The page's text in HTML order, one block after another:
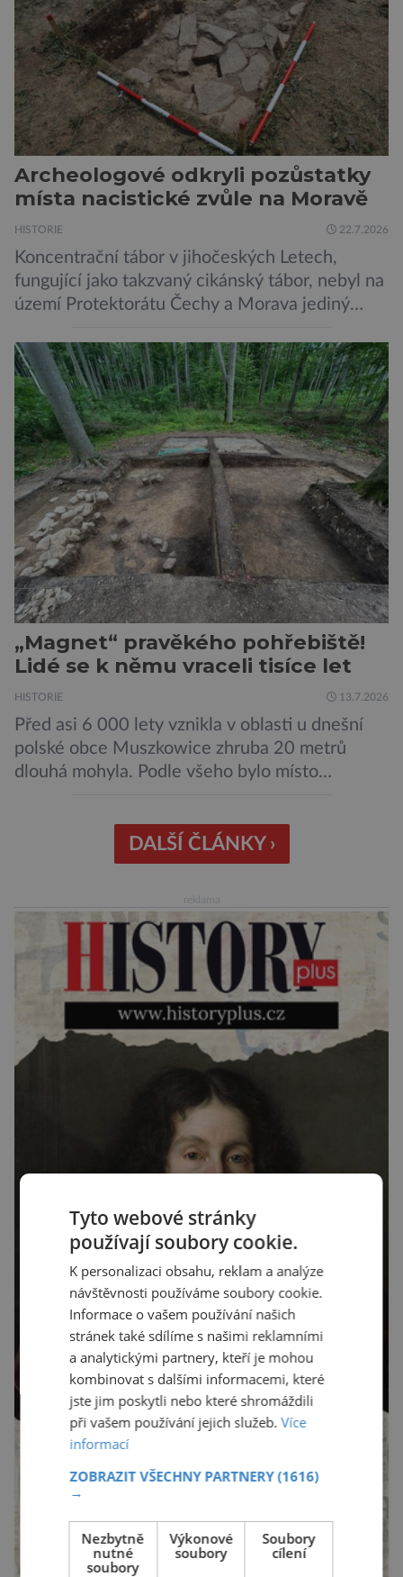
Černobylské jaderné elektrárny, […]
Archeologové odkryli pozůstatky
místa nacistické zvůle na Moravě
HISTORIE 22.7.2026
Koncentrační tábor v jihočeských Letech,
fungující jako takzvaný cikánský tábor, nebyl na
území Protektorátu Čechy a Morava jediný
v Hodoníně u Kunštátu. Jeho pozůstatky byly
nedávno odkrývány archeology. Někteří z asi
1400 Romů a Sintů, kteří byli v táboře
internováni, v něm vydechli naposledy. Jiné
čekal transport do […]
„Magnet“ pravěkého pohřebiště!
Lidé se k němu vraceli tisíce let
HISTORIE 13.7.2026
Před asi 6 000 lety vznikla v oblasti u dnešní
polské obce Muszkowice zhruba 20 metrů
dlouhá mohyla. Podle všeho bylo místo
mohyl, které se nacházejí v ose té starší. Na
archeologických pracích se podíleli experti ze
DALŠÍ ČLÁNKY ›
Tyto webové stránky
používají soubory cookie.
K personalizaci obsahu, reklam a analýze
návštěvnosti používáme soubory cookie.
Informace o vašem používání našich
stránek také sdílíme s našimi reklamními
a analytickými partnery, kteří je mohou
kombinovat s dalšími informacemi, které
jste jim poskytli nebo které shromáždili
při vašem používání jejich služeb.Více
informací
ZOBRAZIT VŠECHNY PARTNERY(1616)
→
Nezbytně
nutné
soubory
Výkonové
soubory
Soubory
cílení